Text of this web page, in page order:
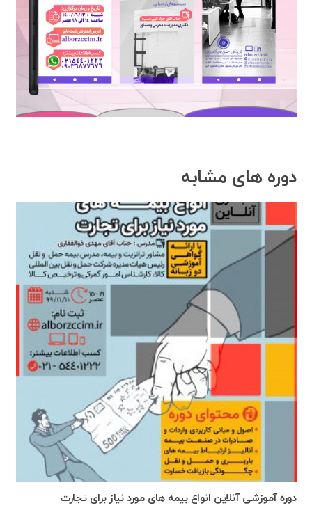
دوره های مشابه
دوره آموزشی آنلاین انواع بیمه های مورد نیاز برای تجارت